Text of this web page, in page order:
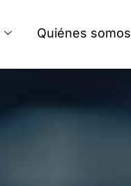
Quiénes somos